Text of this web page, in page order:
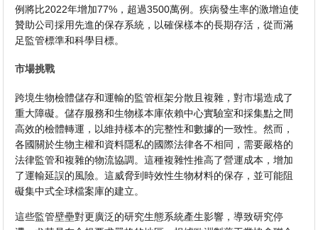
例將比2022年增加77%，超過3500萬例。疾病發生率的激增迫使
贊助公司採用先進的保存系統，以確保樣本的長期存活，從而滿
足監管標準和科學目標。
市場挑戰
跨境生物檢體儲存和運輸的監管框架分散且複雜，對市場造成了
重大障礙。儲存服務和生物樣本庫依賴中心實驗室和採集點之間
高效的檢體轉運，以維持樣本的完整性和數據的一致性。然而，
各國關於生物主權和資料隱私的國際法律各不相同，需要嚴格的
法律監管和複雜的物流協調。這種複雜性推高了營運成本，增加
了運輸延誤的風險。這威脅到時效性生物材料的保存，並可能阻
礙集中式全球檔案庫的建立。
這些監管壁壘對更廣泛的研究生態系統產生影響，導致研究停